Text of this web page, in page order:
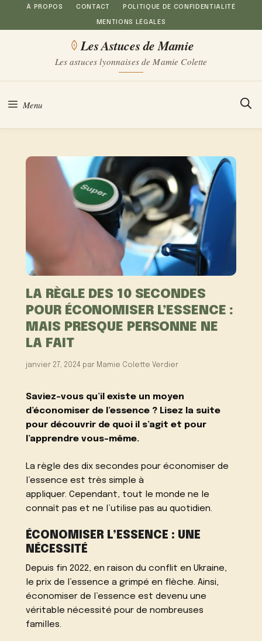
Aller
au
À PROPOS CONTACT POLITIQUE DE CONFIDENTIALITÉ
MENTIONS LÉGALES
Les Astuces de Mamie
Les astuces lyonnaises de Mamie Colette
Menu
LA RÈGLE DES 10 SECONDES
POUR ÉCONOMISER L’ESSENCE :
MAIS PRESQUE PERSONNE NE
LA FAIT
janvier 27, 2024 par Mamie Colette Verdier
Saviez-vous qu’il existe un moyen
d’économiser de l’essence ? Lisez la suite
pour découvrir de quoi il s’agit et pour
l’apprendre vous-même.
La règle des dix secondes pour économiser de
l’essence est très simple à
appliquer. Cependant, tout le monde ne le
connaît pas et ne l’utilise pas au quotidien.
ÉCONOMISER L’ESSENCE : UNE
NÉCESSITÉ
Depuis fin 2022, en raison du conflit en Ukraine,
le prix de l’essence a grimpé en flèche. Ainsi,
économiser de l’essence est devenu une
véritable nécessité pour de nombreuses
familles.